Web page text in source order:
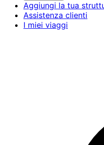
Aggiungi la tua
Assistenza clienti
I miei viaggi